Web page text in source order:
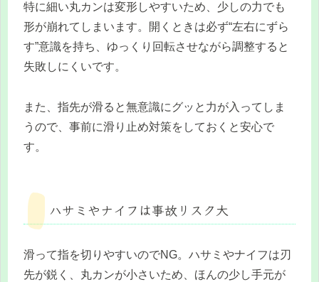
特に細い丸カンは変形しやすいため、少しの力でも
形が崩れてしまいます。開くときは必ず“左右にずら
す”意識を持ち、ゆっくり回転させながら調整すると
失敗しにくいです。
また、指先が滑ると無意識にグッと力が入ってしま
うので、事前に滑り止め対策をしておくと安心で
す。
ハサミやナイフは事故リスク大
滑って指を切りやすいのでNG。ハサミやナイフは刃
先が鋭く、丸カンが小さいため、ほんの少し手元が